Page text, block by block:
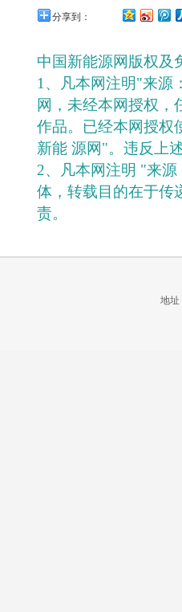
分享到：
中国新能源网版权及
1、凡本网注明"来源
网，未经本网授权，
作品。已经本网授权
新能 源网"。违反上
2、凡本网注明 "来
体，转载目的在于传
责。
地址